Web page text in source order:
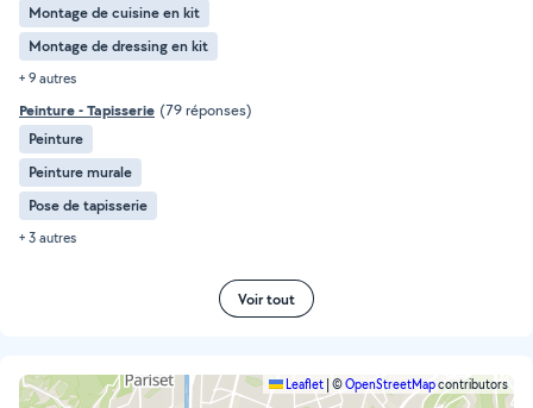
Montage de cuisine en kit
Montage de dressing en kit
+ 9 autres
Peinture - Tapisserie (79 réponses)
Peinture
Peinture murale
Pose de tapisserie
+ 3 autres
Voir tout
Leaflet ©OpenStreetMapcontributors